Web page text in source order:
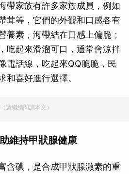
帶家族有許多家族成員，例如
茸等，它們的外觀和口感各有
養素，海帶結在口感上偏脆；
吃起來滑溜可口，通常會涼拌
電話線，吃起來QQ脆脆，民
和喜好進行選擇。
請繼續閱讀本文）
維持甲狀腺健康
含碘，是合成甲狀腺激素的重